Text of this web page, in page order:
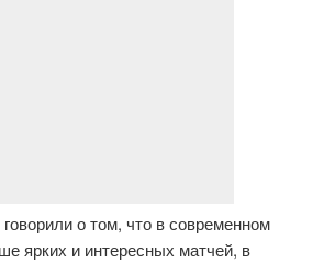
о том, что в современном
ярких и интересных матчей, в